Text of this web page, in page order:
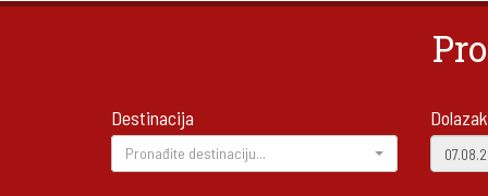
Destinacija
Pronađite destinaciju...
Dolazak